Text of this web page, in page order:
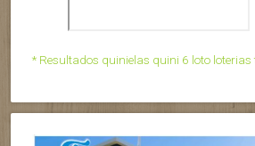
* Resultados quinielas quini 6 loto loterias